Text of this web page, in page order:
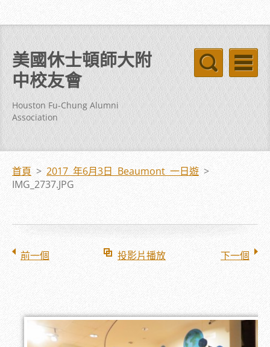
美國休士頓師大附
中校友會
Houston Fu-Chung Alumni
Association
首頁 > 2017 年6月3日 Beaumont 一日遊 >
IMG_2737.JPG
前一個 投影片播放 下一個